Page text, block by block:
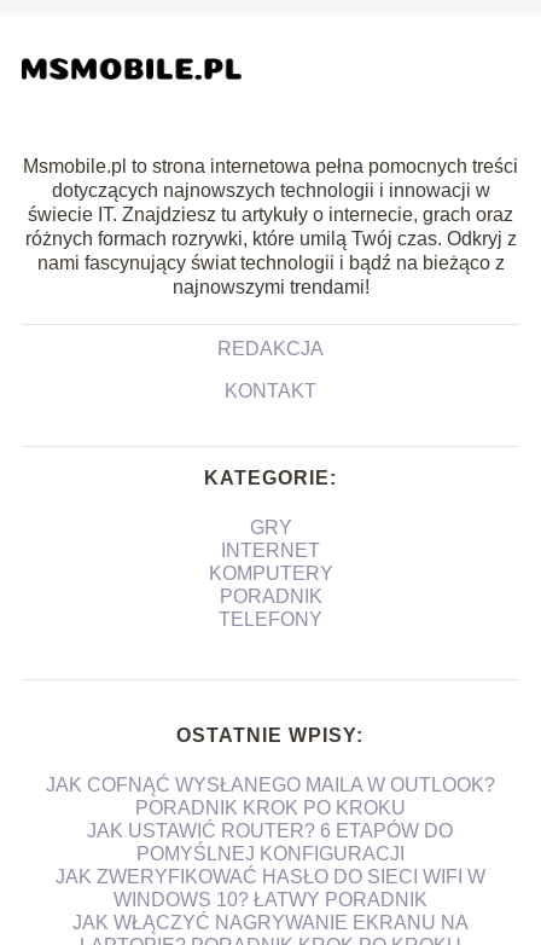
Msmobile.pl to strona internetowa pełna pomocnych treści
dotyczących najnowszych technologii i innowacji w
świecie IT. Znajdziesz tu artykuły o internecie, grach oraz
różnych formach rozrywki, które umilą Twój czas. Odkryj z
nami fascynujący świat technologii i bądź na bieżąco z
najnowszymi trendami!
REDAKCJA
KONTAKT
KATEGORIE:
GRY
INTERNET
KOMPUTERY
PORADNIK
TELEFONY
OSTATNIE WPISY:
JAK COFNĄĆ WYSŁANEGO MAILA W OUTLOOK?
PORADNIK KROK PO KROKU
JAK USTAWIĆ ROUTER? 6 ETAPÓW DO
POMYŚLNEJ KONFIGURACJI
JAK ZWERYFIKOWAĆ HASŁO DO SIECI WIFI W
WINDOWS 10? ŁATWY PORADNIK
JAK WŁĄCZYĆ NAGRYWANIE EKRANU NA